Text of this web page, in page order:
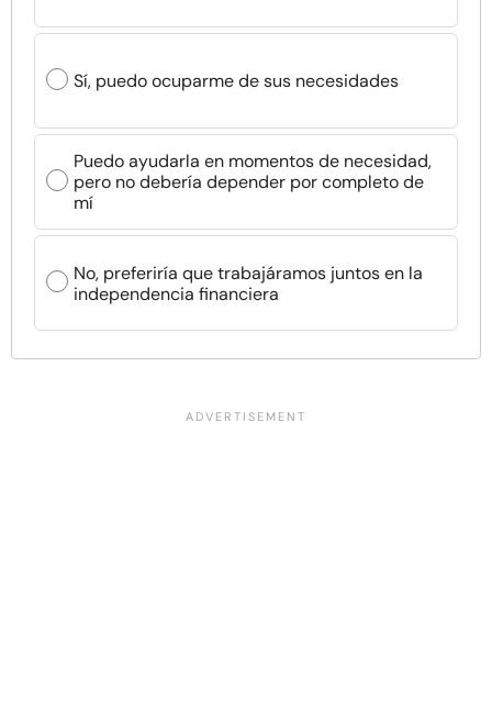
Sí, puedo ocuparme de sus necesidades
Puedo ayudarla en momentos de necesidad,
pero no debería depender por completo de
mí
No, preferiría que trabajáramos juntos en la
independencia financiera